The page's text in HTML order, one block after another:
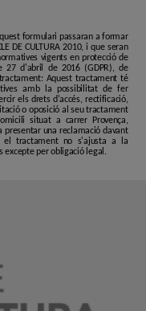
formulari passaran a formar
DE CULTURA 2010, i que seran
vigents en protecció de
27 d'abril de 2016 (GDPR), de
Aquest tractament té
amb la possibilitat de fer
els drets d'accés, rectificació,
o oposició al seu tractament
situat a carrer Provença,
presentar una reclamació davant
el tractament no s'ajusta a la
excepte per obligació legal.